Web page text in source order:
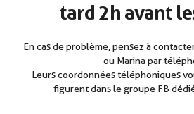
tard 2h avant
En cas de problème, pensez à
ou Marina par
Leurs coordonnées téléphoniques
figurent dans le groupe FB